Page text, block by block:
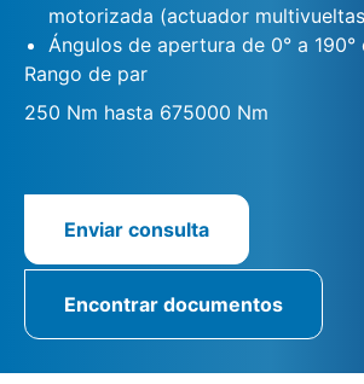
motorizada (actuador
Ángulos de apertura de 0° a
Rango de par
250 Nm hasta 675000 Nm
Enviar consulta
Encontrar documentos